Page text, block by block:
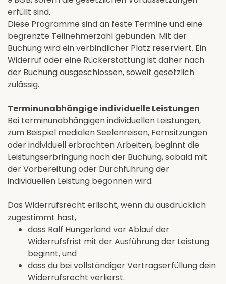
erfüllt sind.
Diese Programme sind an feste Termine und eine
begrenzte Teilnehmerzahl gebunden. Mit der
Buchung wird ein verbindlicher Platz reserviert. Ein
Widerruf oder eine Rückerstattung ist daher nach
der Buchung ausgeschlossen, soweit gesetzlich
zulässig.
Terminunabhängige individuelle Leistungen
Bei terminunabhängigen individuellen Leistungen,
zum Beispiel medialen Seelenreisen, Fernsitzungen
oder individuell erbrachten Arbeiten, beginnt die
Leistungserbringung nach der Buchung, sobald mit
der Vorbereitung oder Durchführung der
individuellen Leistung begonnen wird.
Das Widerrufsrecht erlischt, wenn du ausdrücklich
zugestimmt hast,
dass Ralf Hungerland vor Ablauf der
Widerrufsfrist mit der Ausführung der Leistung
beginnt, und
dass du bei vollständiger Vertragserfüllung dein
Widerrufsrecht verlierst.